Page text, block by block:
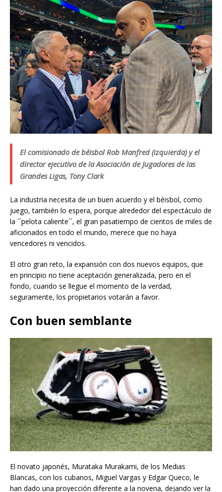
El comisionado de béisbol Rob Manfred (izquierda) y el
director ejecutivo de la Asociación de Jugadores de las
Grandes Ligas, Tony Clark
La industria necesita de un buen acuerdo y el béisbol, como
juego, también lo espera, porque alrededor del espectáculo de
la ´´pelota caliente´´, el gran pasatiempo de cientos de miles de
aficionados en todo el mundo, merece que no haya
vencedores ni vencidos.
El otro gran reto, la expansión con dos nuevos equipos, que
en principio no tiene aceptación generalizada, pero en el
fondo, cuando se llegue el momento de la verdad,
seguramente, los propietarios votarán a favor.
Con buen semblante
El novato japonés, Murataka Murakami, de los Medias
Blancas, con los cubanos, Miguel Vargas y Edgar Queco, le
han dado una proyección diferente a la novena, dejando ver la